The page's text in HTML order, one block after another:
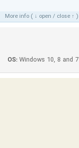
More info ( ↓ open / close ↑ )
OS: Windows 10, 8 and 7